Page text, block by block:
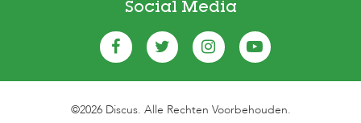
Social Media
©2026 Discus. Alle Rechten Voorbehouden.